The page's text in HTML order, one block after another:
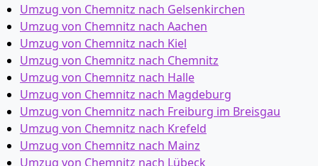
Umzug von Chemnitz nach Gelsenkirchen
Umzug von Chemnitz nach Aachen
Umzug von Chemnitz nach Kiel
Umzug von Chemnitz nach Chemnitz
Umzug von Chemnitz nach Halle
Umzug von Chemnitz nach Magdeburg
Umzug von Chemnitz nach Freiburg im Breisgau
Umzug von Chemnitz nach Krefeld
Umzug von Chemnitz nach Mainz
Umzug von Chemnitz nach Lübeck